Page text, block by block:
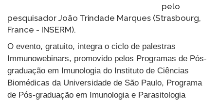
pelo
pesquisador João Trindade Marques(Strasbourg,
France - INSERM).
O evento, gratuito, integra o ciclo de palestras
Immunowebinars, promovido pelos Programas de Pós-
graduação em Imunologia do Instituto de Ciências
Biomédicas da Universidade de São Paulo, Programa
de Pós-graduação em Imunologia e Parasitologia